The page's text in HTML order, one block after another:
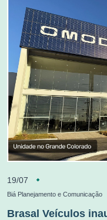
19/07
Biá Planejamento e Comunicação
Brasal Veículos